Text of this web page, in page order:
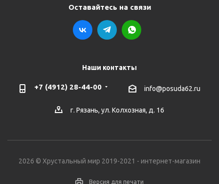
Оставайтесь на связи
Наши контакты
+7 (4912) 28-44-00 info@posuda62.ru
г. Рязань, ул. Колхозная, д. 16
2026 © Хрустальный мир 2019-2021 - интернет-магазин
Версия для печати